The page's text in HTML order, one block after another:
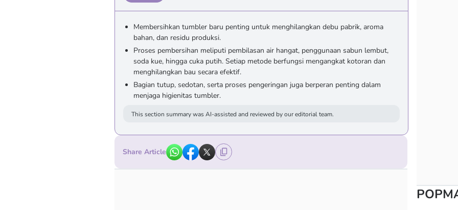
Membersihkan tumbler baru penting untuk menghilangkan debu pabrik, aroma
bahan, dan residu produksi.
Proses pembersihan meliputi pembilasan air hangat, penggunaan sabun lembut,
soda kue, hingga cuka putih. Setiap metode berfungsi mengangkat kotoran dan
menghilangkan bau secara efektif.
Bagian tutup, sedotan, serta proses pengeringan juga berperan penting dalam
menjaga higienitas tumbler.
This section summary was AI-assisted and reviewed by our editorial team.
Share Article